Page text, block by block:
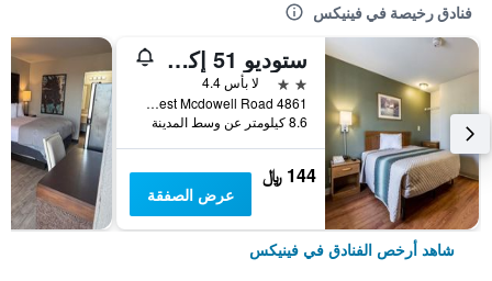
فنادق رخيصة في فينيكس
ستوديو 51 إكستنديد ستاي هوتل
2 نجمتين
لا بأس 4.4
4861 West Mcdowell Road, فينيكس, AZ, الولايات المتحدة الأميريكية
8.6 كيلومتر عن وسط المدينة
144 ﷼
عرض الصفقة
شاهد أرخص الفنادق في فينيكس